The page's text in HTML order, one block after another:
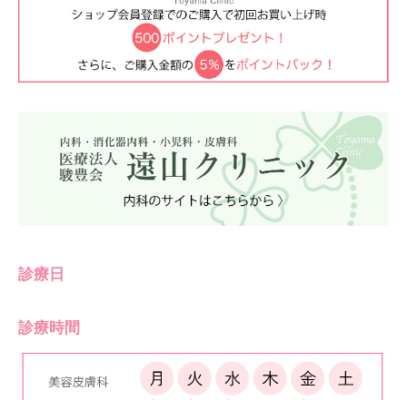
診療日
診療時間